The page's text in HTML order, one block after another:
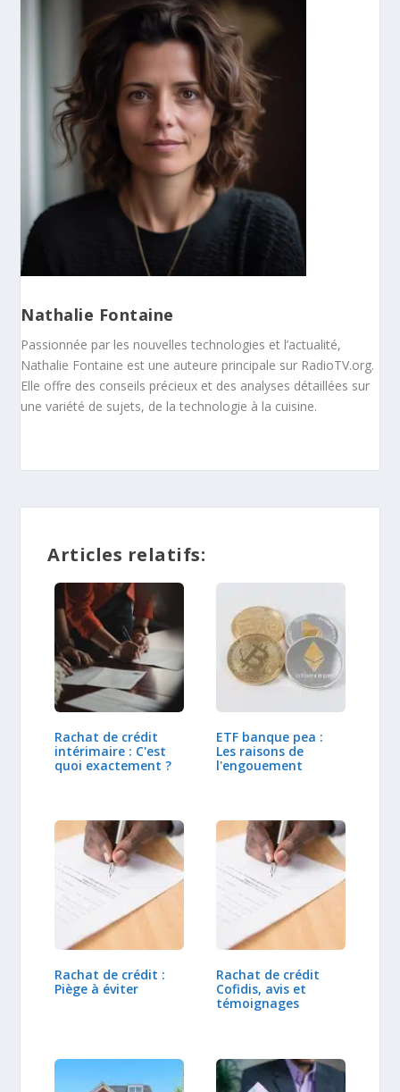
Nathalie Fontaine
Passionnée par les nouvelles technologies et l’actualité,
Nathalie Fontaine est une auteure principale sur RadioTV.org.
Elle offre des conseils précieux et des analyses détaillées sur
une variété de sujets, de la technologie à la cuisine.
Articles relatifs:
Rachat de crédit
intérimaire : C'est
quoi exactement ?
ETF banque pea :
Les raisons de
l'engouement
Rachat de crédit :
Piège à éviter
Rachat de crédit
Cofidis, avis et
témoignages